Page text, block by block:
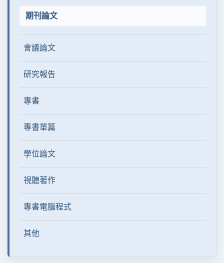
期刊論文
會議論文
研究報告
專書
專書單篇
學位論文
視聽著作
專書電腦程式
其他